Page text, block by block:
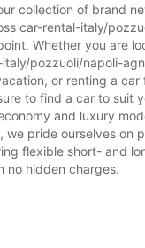
collection of brand
car-rental-italy/
Whether you are
pozzuoli/napoli-
or renting a car
to find a car to suit
and luxury
we pride ourselves on
flexible short- and
no hidden charges.